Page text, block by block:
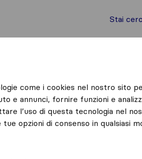
Stai
come i cookies nel nostro sito
e annunci, fornire funzioni e
l’uso di questa tecnologia nel
opzioni di consenso in qualsiasi